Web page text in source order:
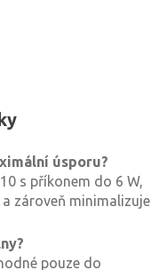
úsporu?
s příkonem do 6 W,
zároveň minimalizuje
pouze do